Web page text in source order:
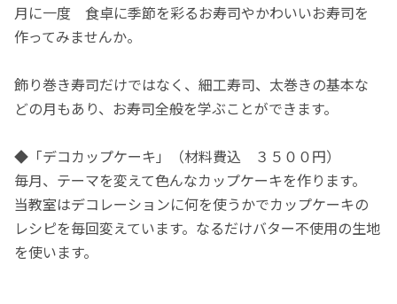
月に一度 食卓に季節を彩るお寿司やかわいいお寿司を
作ってみませんか。
飾り巻き寿司だけではなく、細工寿司、太巻きの基本な
どの月もあり、お寿司全般を学ぶことができます。
◆「デコカップケーキ」（材料費込 ３５００円）
毎月、テーマを変えて色んなカップケーキを作ります。
当教室はデコレーションに何を使うかでカップケーキの
レシピを毎回変えています。なるだけバター不使用の生地
を使います。